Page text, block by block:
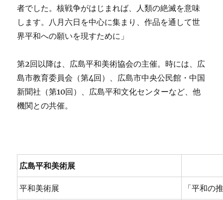
者でした。核戦争がはじまれば、人類の絶滅を意味
します。八月六日を中心に集まり、作品を通して世
界平和への願いを現すために」
第2回以降は、広島平和美術協会の主催。時には、広
島市教育委員会（第4回）、広島市中央公民館・中国
新聞社（第10回）、広島平和文化センターなど、他
機関との共催。
広島平和美術展
平和美術展 「平和の